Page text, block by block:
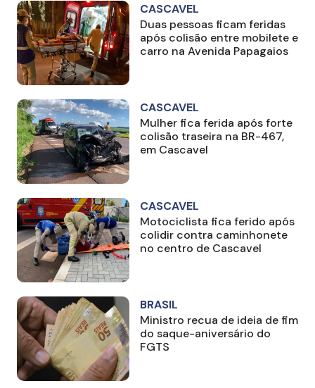
CASCAVEL
Duas pessoas ficam feridas
após colisão entre mobilete e
carro na Avenida Papagaios
CASCAVEL
Mulher fica ferida após forte
colisão traseira na BR-467,
em Cascavel
CASCAVEL
Motociclista fica ferido após
colidir contra caminhonete
no centro de Cascavel
BRASIL
Ministro recua de ideia de fim
do saque-aniversário do
FGTS